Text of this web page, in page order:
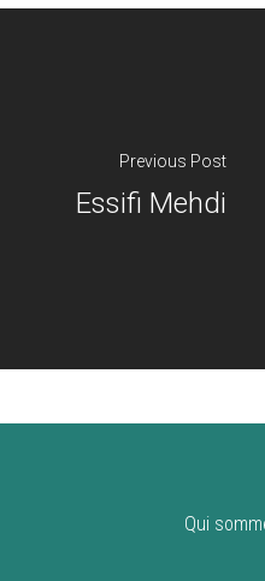
Previous Post
Essifi Mehdi
Qui